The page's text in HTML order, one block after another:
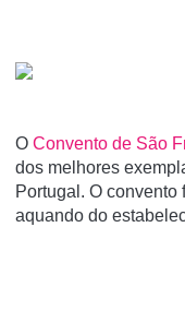
O Convento de São
dos melhores
Portugal. O convento
aquando do